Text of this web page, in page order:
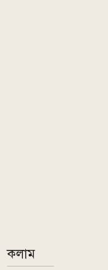
কলাম